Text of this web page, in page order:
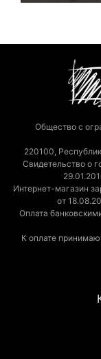
Общество с
220100,
Свидетельство о
Интернет-магазин
от
Оплата
К оплате